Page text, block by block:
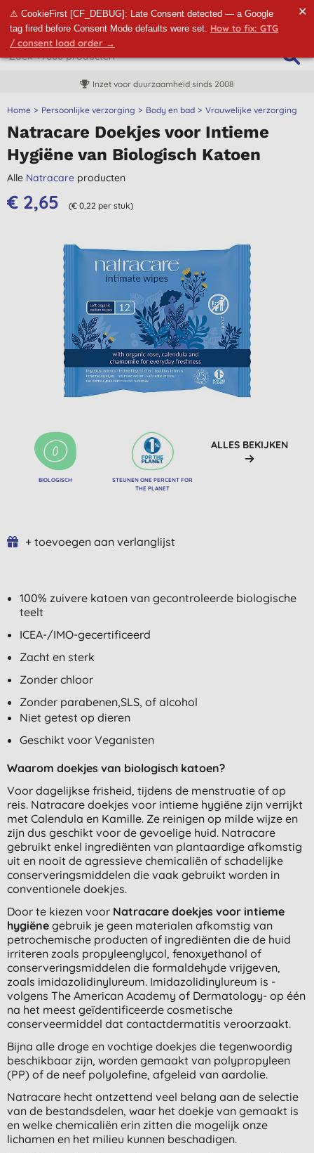
⚠ CookieFirst [CF_DEBUG]: Late Consent detected — a Google
tag fired before Consent Mode defaults were set. How to fix: GTG
/ consent load order →
✕
Inzet voor duurzaamheid sinds 2008
Home Persoonlijke verzorging Body en bad Vrouwelijke verzorging
Natracare Doekjes voor Intieme
Hygiëne van Biologisch Katoen
Alle Natracare producten
€ 2,65 (€ 0,22 per stuk)
BIOLOGISCH
STEUNEN ONE PERCENT FOR
THE PLANET
ALLES BEKIJKEN
+ toevoegen aan verlanglijst
100% zuivere katoen van gecontroleerde biologische
teelt
ICEA-/IMO-gecertificeerd
Zacht en sterk
Zonder chloor
Zonder parabenen,SLS, of alcohol
Niet getest op dieren
Geschikt voor Veganisten
Waarom doekjes van biologisch katoen?
Voor dagelijkse frisheid, tijdens de menstruatie of op
reis. Natracare doekjes voor intieme hygiëne zijn verrijkt
met Calendula en Kamille. Ze reinigen op milde wijze en
zijn dus geschikt voor de gevoelige huid. Natracare
gebruikt enkel ingrediënten van plantaardige afkomstig
uit en nooit de agressieve chemicaliën of schadelijke
conserveringsmiddelen die vaak gebruikt worden in
conventionele doekjes.
Door te kiezen voor Natracare doekjes voor intieme
hygiëne gebruik je geen materialen afkomstig van
petrochemische producten of ingrediënten die de huid
irriteren zoals propyleenglycol, fenoxyethanol of
conserveringsmiddelen die formaldehyde vrijgeven,
zoals imidazolidinylureum. Imidazolidinylureum is -
volgens The American Academy of Dermatology- op één
na het meest geïdentificeerde cosmetische
conserveermiddel dat contactdermatitis veroorzaakt.
Bijna alle droge en vochtige doekjes die tegenwoordig
beschikbaar zijn, worden gemaakt van polypropyleen
(PP) of de neef polyolefine, afgeleid van aardolie.
Natracare hecht ontzettend veel belang aan de selectie
van de bestandsdelen, waar het doekje van gemaakt is
en welke chemicaliën erin zitten die mogelijk onze
lichamen en het milieu kunnen beschadigen.